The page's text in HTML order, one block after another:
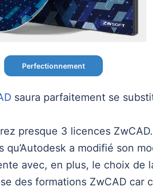
Perfectionnement
saura parfaitement se
presque 3 licences
a modifié son
avec, en plus, le choix de
des formations ZwCAD car